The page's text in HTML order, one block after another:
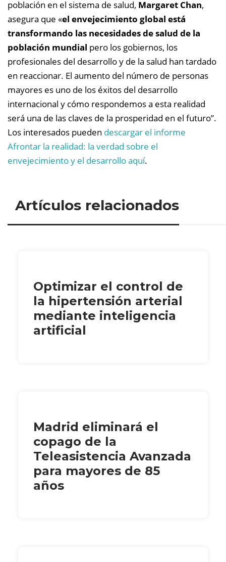
población en el sistema de salud, Margaret Chan,
asegura que «el envejecimiento global está
transformando las necesidades de salud de la
población mundial pero los gobiernos, los
profesionales del desarrollo y de la salud han tardado
en reaccionar. El aumento del número de personas
mayores es uno de los éxitos del desarrollo
internacional y cómo respondemos a esta realidad
será una de las claves de la prosperidad en el futuro”.
Los interesados pueden descargar el informe
Afrontar la realidad: la verdad sobre el
envejecimiento y el desarrollo aquí.
Artículos relacionados
Optimizar el control de
la hipertensión arterial
mediante inteligencia
artificial
Madrid eliminará el
copago de la
Teleasistencia Avanzada
para mayores de 85
años